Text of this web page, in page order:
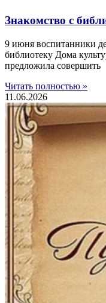
Знакомство с
9 июня воспитанники
библиотеку Дома
предложила совершить
Читать полностью »
11.06.2026